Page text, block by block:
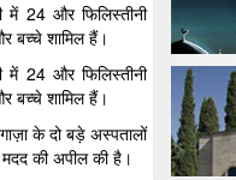
में 24 और फिलिस्तीनी
बच्चे शामिल हैं।
में 24 और फिलिस्तीनी
बच्चे शामिल हैं।
के दो बड़े अस्पतालों
की अपील की है।